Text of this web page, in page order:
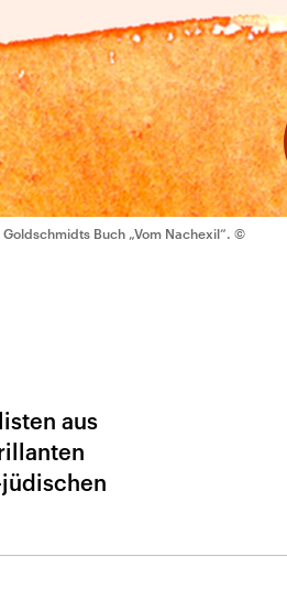
Buch „Vom Nachexil“. ©
aus